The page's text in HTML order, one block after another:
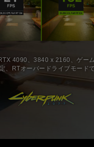
4090、3840 x 2160、ゲー
、RTオーバードライブモード